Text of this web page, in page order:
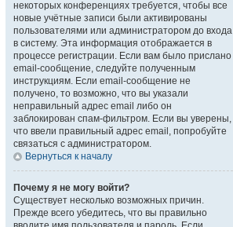
некоторых конференциях требуется, чтобы все
новые учётные записи были активированы
пользователями или администратором до входа
в систему. Эта информация отображается в
процессе регистрации. Если вам было прислано
email-сообщение, следуйте полученным
инструкциям. Если email-сообщение не
получено, то возможно, что вы указали
неправильный адрес email либо он
заблокирован спам-фильтром. Если вы уверены,
что ввели правильный адрес email, попробуйте
связаться с администратором.
Вернуться к началу
Почему я не могу войти?
Существует несколько возможных причин.
Прежде всего убедитесь, что вы правильно